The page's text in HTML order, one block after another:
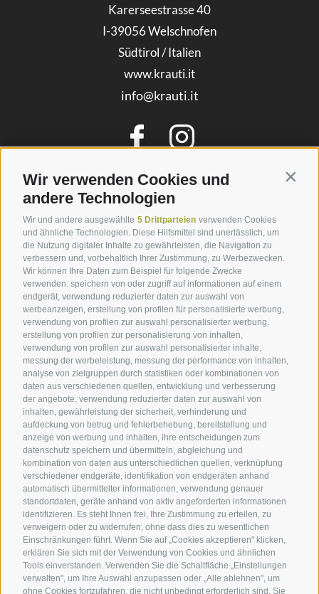
Wir verwenden Cookies und
andere Technologien
Wir und andere ausgewählte 5 Drittparteien verwenden Cookies
und ähnliche Technologien. Diese Hilfsmittel sind unerlässlich, um
die Nutzung digitaler Inhalte zu gewährleisten, die Navigation zu
verbessern und, vorbehaltlich Ihrer Zustimmung, zu Werbezwecken.
Wir können Ihre Daten zum Beispiel für folgende Zwecke
verwenden: speichern von oder zugriff auf informationen auf einem
endgerät, verwendung reduzierter daten zur auswahl von
werbeanzeigen, erstellung von profilen für personalisierte werbung,
verwendung von profilen zur auswahl personalisierter werbung,
erstellung von profilen zur personalisierung von inhalten,
verwendung von profilen zur auswahl personalisierter inhalte,
messung der werbeleistung, messung der performance von inhalten,
analyse von zielgruppen durch statistiken oder kombinationen von
daten aus verschiedenen quellen, entwicklung und verbesserung
der angebote, verwendung reduzierter daten zur auswahl von
inhalten, gewährleistung der sicherheit, verhinderung und
aufdeckung von betrug und fehlerbehebung, bereitstellung und
anzeige von werbung und inhalten, ihre entscheidungen zum
datenschutz speichern und übermitteln, abgleichung und
kombination von daten aus unterschiedlichen quellen, verknüpfung
verschiedener endgeräte, identifikation von endgeräten anhand
automatisch übermittelter informationen, verwendung genauer
standortdaten, geräte anhand von aktiv angeforderten informationen
identifizieren. Es steht Ihnen frei, Ihre Zustimmung zu erteilen, zu
verweigern oder zu widerrufen, ohne dass dies zu wesentlichen
Einschränkungen führt. Wenn Sie auf „Cookies akzeptieren" klicken,
erklären Sie sich mit der Verwendung von Cookies und ähnlichen
Tools einverstanden. Verwenden Sie die Schaltfläche „Einstellungen
verwalten", um Ihre Auswahl anzupassen oder „Alle ablehnen", um
ohne Cookies fortzufahren, die nicht unbedingt erforderlich sind. Sie
Karerseestrasse 40
I-39056Welschnofen
Südtirol / Italien
www.krauti.it
info@krauti.it
SERVICE
Impressionen
Newsletter
Kontakt
Beratung
Marketing & Vertrieb
PREMIUM PARTNERS